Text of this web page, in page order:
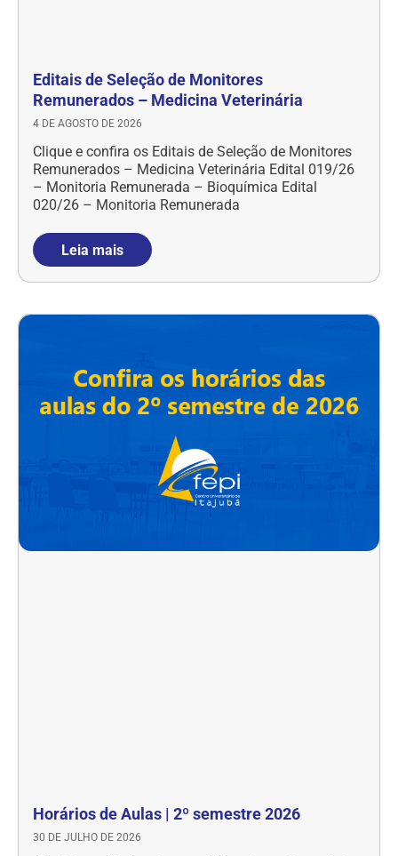
Editais de Seleção de Monitores
Remunerados – Medicina Veterinária
4 DE AGOSTO DE 2026
Clique e confira os Editais de Seleção de Monitores
Remunerados – Medicina Veterinária Edital 019/26
– Monitoria Remunerada – Bioquímica Edital
020/26 – Monitoria Remunerada
Leia mais
Horários de Aulas | 2º semestre 2026
30 DE JULHO DE 2026